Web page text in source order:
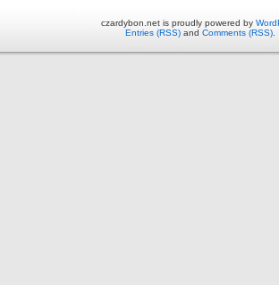
czardybon.net is proudly powered by
Entries (RSS) and Comments (RSS)